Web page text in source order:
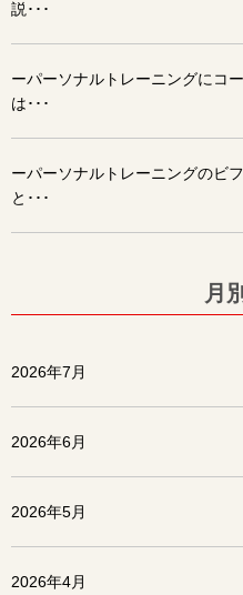
説･･･
ーパーソナルトレーニングにコ
は･･･
ーパーソナルトレーニングのビ
と･･･
月
2026年7月
2026年6月
2026年5月
2026年4月